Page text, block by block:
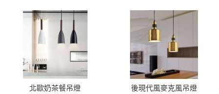
北歐奶茶餐吊燈 後現代風麥克風吊燈